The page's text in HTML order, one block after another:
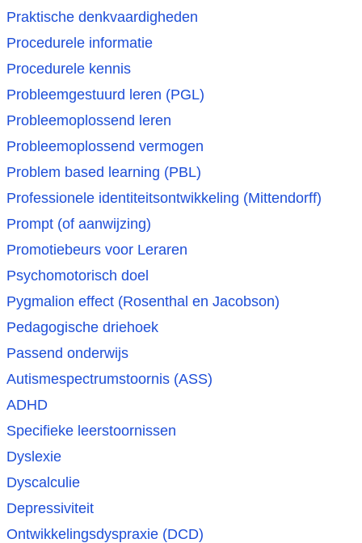
Praktische denkvaardigheden
Procedurele informatie
Procedurele kennis
Probleemgestuurd leren (PGL)
Probleemoplossend leren
Probleemoplossend vermogen
Problem based learning (PBL)
Professionele identiteitsontwikkeling (Mittendorff)
Prompt (of aanwijzing)
Promotiebeurs voor Leraren
Psychomotorisch doel
Pygmalion effect (Rosenthal en Jacobson)
Pedagogische driehoek
Passend onderwijs
Autismespectrumstoornis (ASS)
ADHD
Specifieke leerstoornissen
Dyslexie
Dyscalculie
Depressiviteit
Ontwikkelingsdyspraxie (DCD)